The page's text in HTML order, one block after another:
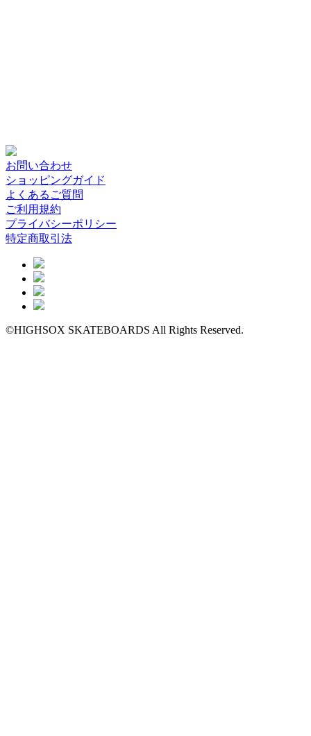
お問い合わせ
ショッピングガイド
よくあるご質問
ご利用規約
プライバシーポリシー
特定商取引法
©HIGHSOX SKATEBOARDS All Rights Reserved.